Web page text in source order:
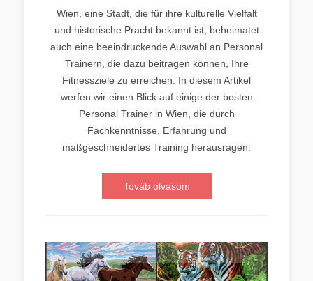
Wien, eine Stadt, die für ihre kulturelle Vielfalt
und historische Pracht bekannt ist, beheimatet
auch eine beeindruckende Auswahl an Personal
Trainern, die dazu beitragen können, Ihre
Fitnessziele zu erreichen. In diesem Artikel
werfen wir einen Blick auf einige der besten
Personal Trainer in Wien, die durch
Fachkenntnisse, Erfahrung und
maßgeschneidertes Training herausragen.
Továb olvasom